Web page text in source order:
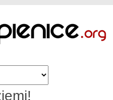
Skip to content